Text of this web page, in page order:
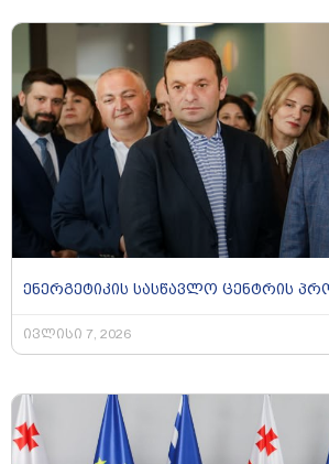
ენერგეტიკის სასწავლო ცენტრის
ივლისი 7, 2026